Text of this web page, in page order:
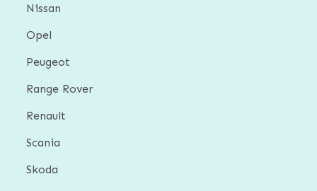
Nissan
Opel
Peugeot
Range Rover
Renault
Scania
Skoda